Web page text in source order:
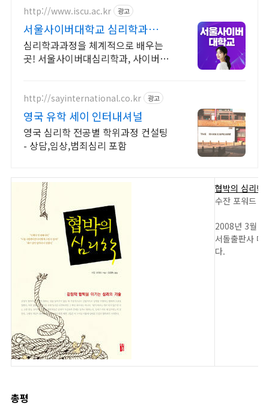
http://www.iscu.ac.kr 광고
서울사이버대학교 심리학과
2026 가을학기 신편입생
심리학과과정을 체계적으로 배우는
곳! 서울사이버대심리학과, 사이버대
http://sayinternational.co.kr 광고
영국 유학 세이 인터내셔널
영국 심리학 전공별 학위과정 컨설팅
- 상담,임상,범죄심리 포함
협박의 심리학
수잔 포워드
2008년 3월
서돌출판사 마
다.
총평